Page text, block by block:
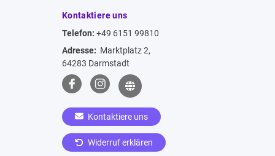
Kontaktiere uns
Telefon: +49 6151 99810
Adresse: Marktplatz 2,
64283 Darmstadt
Kontaktiere uns
Widerruf erklären